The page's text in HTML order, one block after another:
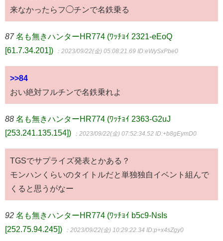
来なかったらフ◯チンで名鉄乗る
87 名も無きハンターHR774 (ﾜｯﾁｮｲ 2321-eEoQ
[61.7.34.201])
：2023/09/22(金) 05:08:21.69 ID:eWySxPbe0
>>84
おい絶対フルチンで名鉄乗れよ
88 名も無きハンターHR774 (ﾜｯﾁｮｲ 2363-G2uJ
[253.241.135.154])
：2023/09/22(金) 07:52:34.52 ID:+b8gEymD0
TGSでサプライズ発表とかある？
モンハンくらいのタイトルだと単独独自イベント組んで
くると思うがなー
92 名も無きハンターHR774 (ﾜｯﾁｮｲ b5c9-NsIs
[252.75.94.245])
：2023/09/22(金) 10:29:22.34 ID:p+x4sZgy0